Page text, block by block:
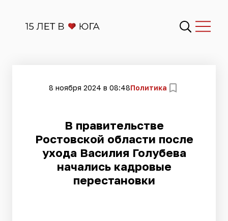
8 ноября 2024 в 08:48Политика
В правительстве
Ростовской области после
ухода Василия Голубева
начались кадровые
перестановки